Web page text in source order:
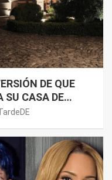
DE QUE
SU CASA DE
DE ALGÚN